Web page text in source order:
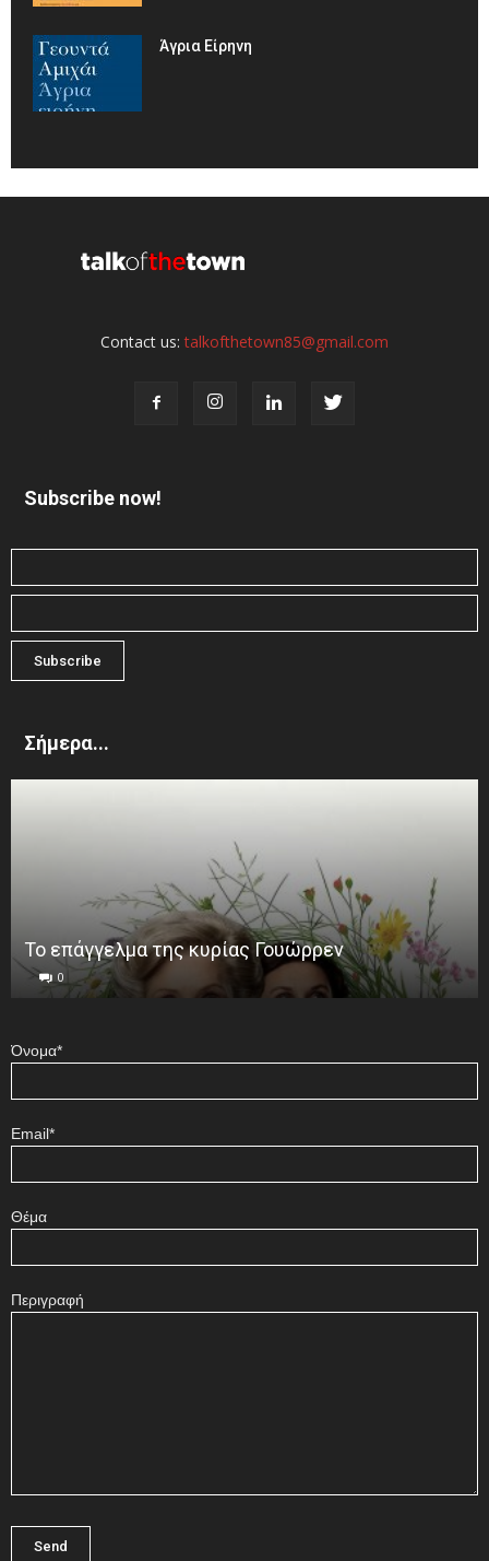
Άγρια Είρηνη
Contact us:talkofthetown85@gmail.com
Subscribe now!
Σήμερα...
Το επάγγελμα της κυρίας Γουώρρεν
0
Όνομα*
Email*
Θέμα
Περιγραφή